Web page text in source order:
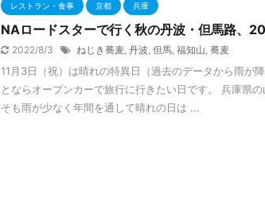
レストラン・食事 京都 兵庫
NAロードスターで行く秋の丹波・但馬路、
2022/8/3 ねじき蕎麦, 丹波, 但馬, 福知山, 蕎麦
11月3日（祝）は晴れの特異日（過去のデータから雨が
とならオープンカーで旅行に行きたい日です。 兵庫県
そも雨が少なく年間を通して晴れの日は ...